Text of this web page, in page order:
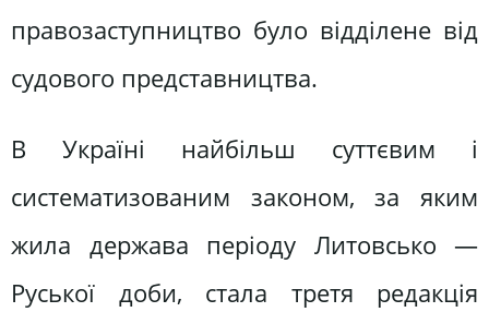
правозаступництво було відділене від
судового представництва.
В Україні найбільш суттєвим і
систематизованим законом, за яким
жила держава періоду Литовсько —
Руської доби, стала третя редакція